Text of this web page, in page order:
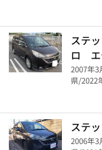
ステ
ロ エ
2007年
県/2022
ステ
2006年